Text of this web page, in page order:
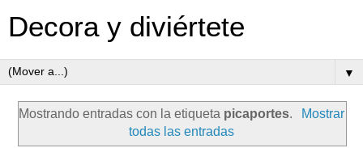
Decora y diviértete
▼
Mostrando entradas con la etiqueta picaportes.
Mostrar
todas las entradas